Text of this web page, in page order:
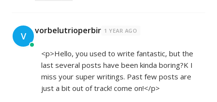
V vorbelutrioperbir 1 YEAR AGO
<p>Hello, you used to write fantastic, but the
last several posts have been kinda boring?K I
miss your super writings. Past few posts are
just a bit out of track! come on!</p>